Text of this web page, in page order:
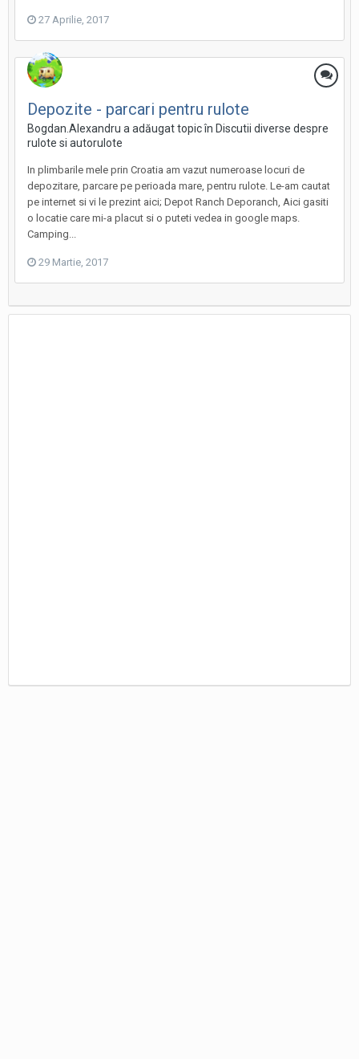
27 Aprilie, 2017
Depozite - parcari pentru rulote
Bogdan.Alexandru a adăugat topic în Discutii diverse despre
rulote si autorulote
In plimbarile mele prin Croatia am vazut numeroase locuri de
depozitare, parcare pe perioada mare, pentru rulote. Le-am cautat
pe internet si vi le prezint aici; Depot Ranch Deporanch, Aici gasiti
o locatie care mi-a placut si o puteti vedea in google maps.
Camping...
29 Martie, 2017